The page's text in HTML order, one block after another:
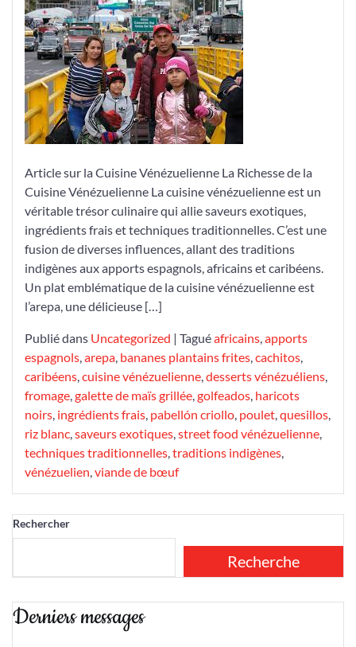
Richesse
Culinaire
Vénézuelienne
Article sur la Cuisine Vénézuelienne La Richesse de la
Cuisine Vénézuelienne La cuisine vénézuelienne est un
véritable trésor culinaire qui allie saveurs exotiques,
ingrédients frais et techniques traditionnelles. C’est une
fusion de diverses influences, allant des traditions
indigènes aux apports espagnols, africains et caribéens.
Un plat emblématique de la cuisine vénézuelienne est
l’arepa, une délicieuse […]
Publié dans Uncategorized | Taguéafricains,apports
espagnols,arepa, bananes plantains frites,cachitos,
caribéens,cuisine vénézuelienne,desserts vénézuéliens,
fromage,galette de maïs grillée,golfeados, haricots
noirs, ingrédients frais, pabellón criollo, poulet,quesillos,
riz blanc,saveurs exotiques,street food vénézuelienne,
techniques traditionnelles,traditions indigènes,
vénézuelien,viande de bœuf
Rechercher
Recherche
Derniers messages